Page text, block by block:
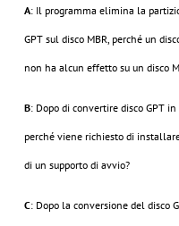
A: Il programma elimina la
GPT sul disco MBR, perché un
non ha alcun effetto su un disco
B: Dopo di convertire disco GPT
perché viene richiesto di
di un supporto di avvio?
C: Dopo la conversione del disco